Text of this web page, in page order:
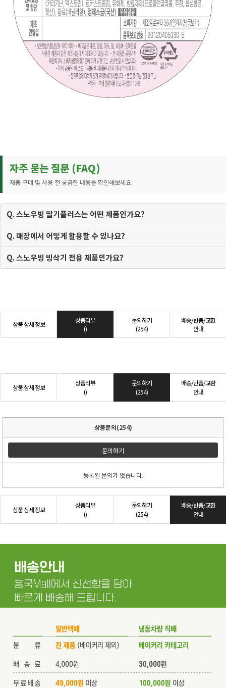
자주 묻는 질문 (FAQ)
제품 구매 및 사용 전 궁금한 내용을 확인해보세요.
Q. 스노우빙 딸기플러스는 어떤 제품인가요?
Q. 매장에서 어떻게 활용할 수 있나요?
Q. 스노우빙 빙삭기 전용 제품인가요?
상품 상세 정보
상품리뷰
()
문의하기
(254)
배송/반품/교환
안내
상품 상세 정보
상품리뷰
()
문의하기
(254)
배송/반품/교환
안내
상품문의(254)
문의하기
등록된 문의가 없습니다.
상품 상세 정보
상품리뷰
()
문의하기
(254)
배송/반품/교환
안내